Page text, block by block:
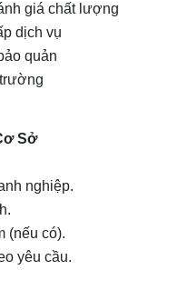
giá chất lượng
dịch vụ
quản
Sở
nghiệp.
(nếu có).
yêu cầu.